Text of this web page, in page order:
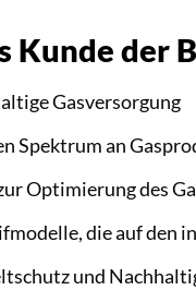
Kunde der
Gasversorgung
Spektrum an
Optimierung des
die auf den
und